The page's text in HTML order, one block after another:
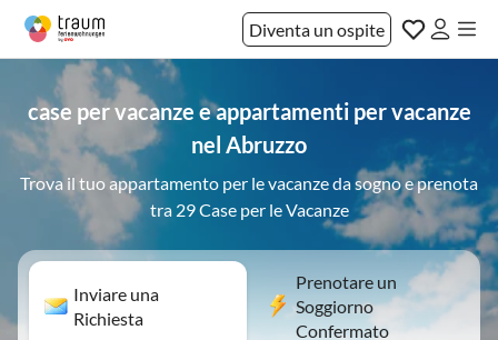
Diventa un ospite
case per vacanze e appartamenti per vacanze
nel Abruzzo
Trova il tuo appartamento per le vacanze da sogno e prenota
tra 29 Case per le Vacanze
Inviare una
Richiesta
Prenotare un
Soggiorno
Confermato